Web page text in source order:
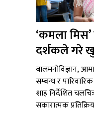
‘कमला मिस’
दर्शकले गरे
बालमनोविज्ञान,
सम्बन्ध र
शाह निर्देशित
सकारात्मक